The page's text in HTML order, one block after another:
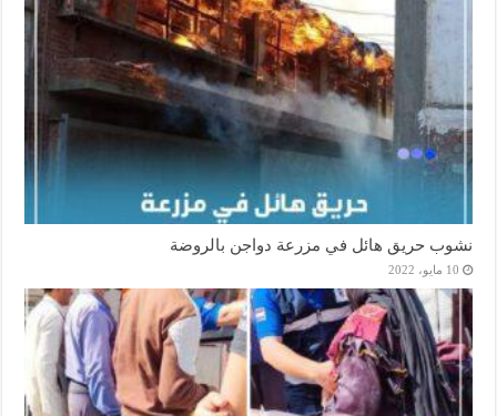
نشوب حريق هائل في مزرعة دواجن بالروضة
10 مايو، 2022